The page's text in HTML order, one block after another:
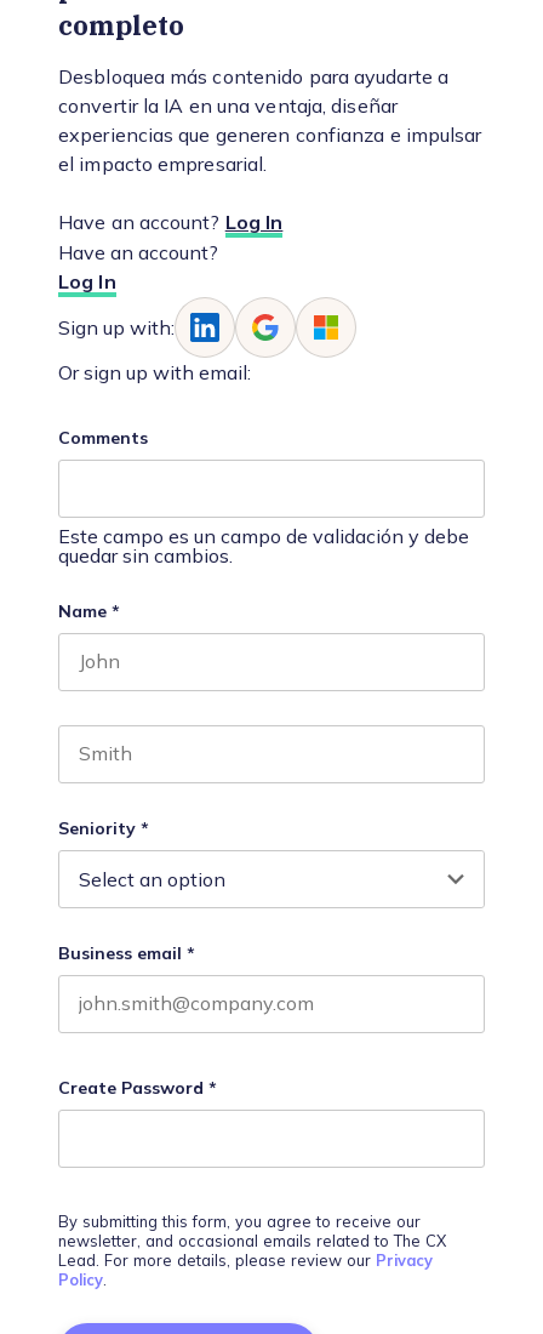
completo
Desbloquea más contenido para ayudarte a
convertir la IA en una ventaja, diseñar
experiencias que generen confianza e impulsar
el impacto empresarial.
Have an account? Log In
Have an account?
Log In
Sign up with:
Or sign up with email:
Comments
Este campo es un campo de validación y debe
quedar sin cambios.
Name *
Seniority *
Business email *
Create Password *
By submitting this form, you agree to receive our
newsletter, and occasional emails related to The CX
Lead. For more details, please review our Privacy
Policy.